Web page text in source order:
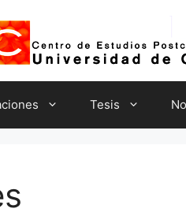
Tesis